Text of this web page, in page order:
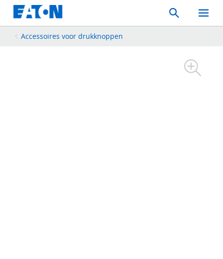
Search
Toggle
Mobile
Accessoires voor drukknoppen